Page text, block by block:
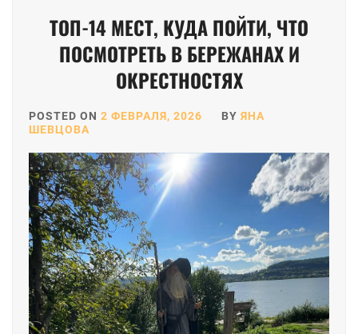
ТОП-14 МЕСТ, КУДА ПОЙТИ, ЧТО
ПОСМОТРЕТЬ В БЕРЕЖАНАХ И
ОКРЕСТНОСТЯХ
POSTED ON 2 ФЕВРАЛЯ, 2026 BY ЯНА
ШЕВЦОВА